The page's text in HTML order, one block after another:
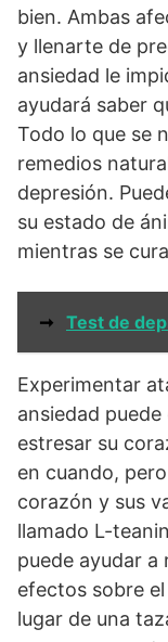
bien. Ambas
y llenarte de
ansiedad le
ayudará saber
Todo lo que se
remedios
depresión.
su estado de
mientras se
➞ Test de
Experimentar
ansiedad
estresar su
en cuando,
corazón y sus
llamado L-
puede ayudar a
efectos sobre
lugar de una